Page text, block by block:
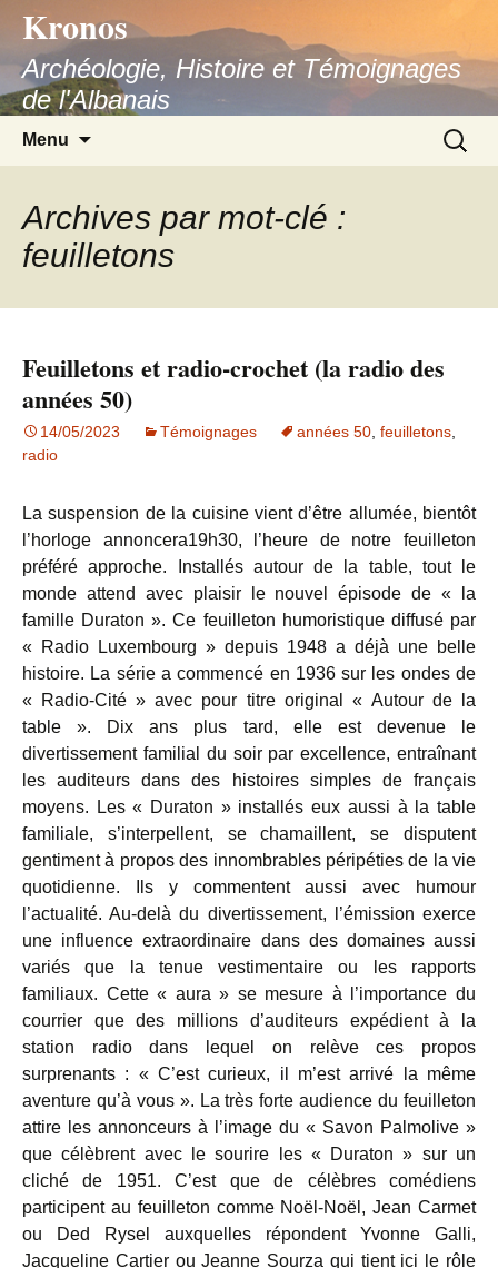
contenu
Kronos
Archéologie, Histoire et Témoignages
de l'Albanais
Menu
Archives par mot-clé :
feuilletons
Feuilletons et radio-crochet (la radio des
années 50)
14/05/2023 Témoignages années 50 feuilletons
radio
La suspension de la cuisine vient d’être allumée, bientôt
l’horloge annoncera19h30, l’heure de notre feuilleton
préféré approche. Installés autour de la table, tout le
monde attend avec plaisir le nouvel épisode de « la
famille Duraton ». Ce feuilleton humoristique diffusé par
« Radio Luxembourg » depuis 1948 a déjà une belle
histoire. La série a commencé en 1936 sur les ondes de
« Radio-Cité » avec pour titre original « Autour de la
table ». Dix ans plus tard, elle est devenue le
divertissement familial du soir par excellence, entraînant
les auditeurs dans des histoires simples de français
moyens. Les « Duraton » installés eux aussi à la table
familiale, s’interpellent, se chamaillent, se disputent
gentiment à propos des innombrables péripéties de la vie
quotidienne. Ils y commentent aussi avec humour
l’actualité. Au-delà du divertissement, l’émission exerce
une influence extraordinaire dans des domaines aussi
variés que la tenue vestimentaire ou les rapports
familiaux. Cette « aura » se mesure à l’importance du
courrier que des millions d’auditeurs expédient à la
station radio dans lequel on relève ces propos
surprenants : « C’est curieux, il m’est arrivé la même
aventure qu’à vous ». La très forte audience du feuilleton
attire les annonceurs à l’image du « Savon Palmolive »
que célèbrent avec le sourire les « Duraton » sur un
cliché de 1951. C’est que de célèbres comédiens
participent au feuilleton comme Noël-Noël, Jean Carmet
ou Ded Rysel auxquelles répondent Yvonne Galli,
Jacqueline Cartier ou Jeanne Sourza qui tient ici le rôle